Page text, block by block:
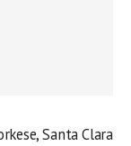
Santa Clara